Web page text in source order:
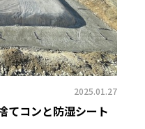
2025.01.27
てコンと防湿シート